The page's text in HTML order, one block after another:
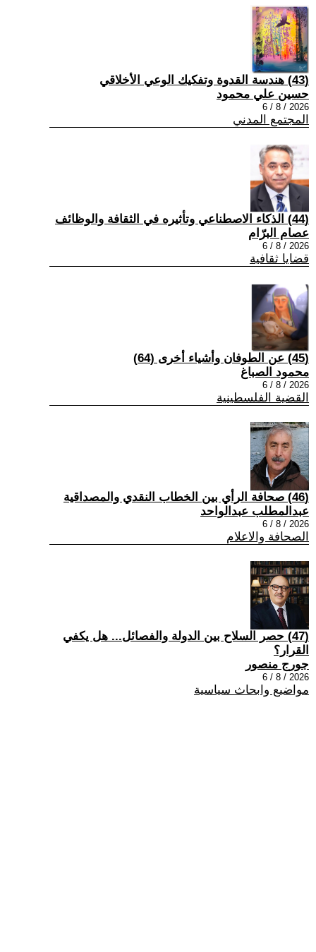
(43) هندسة القدوة وتفكيك الوعي الأخلاقي
حسين علي محمود
2026 / 8 / 6
المجتمع المدني
(44) الذكاء الاصطناعي وتأثيره في الثقافة والوظائف
عصام البرّام
2026 / 8 / 6
قضايا ثقافية
(45) عن الطوفان وأشياء أخرى (64)
محمود الصباغ
2026 / 8 / 6
القضية الفلسطينية
(46) صحافة الرأي بين الخطاب النقدي والمصداقية
عبدالمطلب عبدالواحد
2026 / 8 / 6
الصحافة والاعلام
(47) حصر السلاح بين الدولة والفصائل... هل يكفي
القرار؟
جورج منصور
2026 / 8 / 6
مواضيع وابحاث سياسية